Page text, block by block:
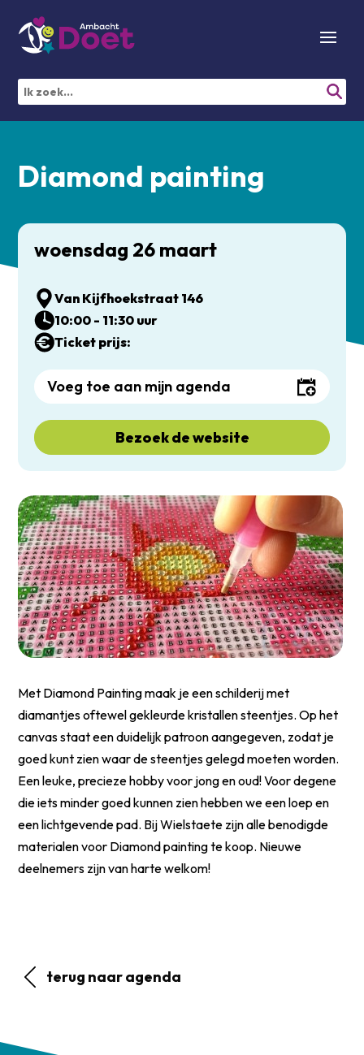
Diamond painting
Met Diamond Painting maak je een schilderij met
diamantjes oftewel gekleurde kristallen steentjes. Op het
canvas staat een duidelijk patroon aangegeven, zodat je
goed kunt zien waar de steentjes gelegd moeten worden.
Een leuke, precieze hobby voor jong en oud! Voor degene
die iets minder goed kunnen zien hebben we een loep en
een lichtgevende pad. Bij Wielstaete zijn alle benodigde
materialen voor Diamond painting te koop. Nieuwe
deelnemers zijn van harte welkom!
terug naar agenda
woensdag 26 maart
Van Kijfhoekstraat 146
10:00 - 11:30 uur
Ticket prijs:
Voeg toe aan mijn agenda
Bezoek de website